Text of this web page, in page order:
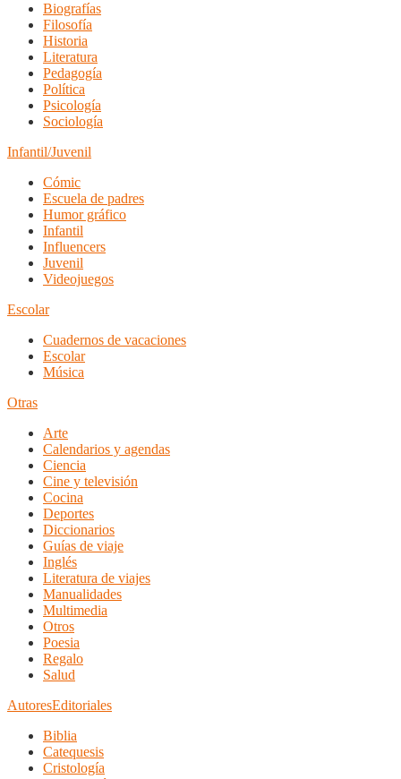
Biografías
Filosofía
Historia
Literatura
Pedagogía
Política
Psicología
Sociología
Infantil/Juvenil
Cómic
Escuela de padres
Humor gráfico
Infantil
Influencers
Juvenil
Videojuegos
Escolar
Cuadernos de vacaciones
Escolar
Música
Otras
Arte
Calendarios y agendas
Ciencia
Cine y televisión
Cocina
Deportes
Diccionarios
Guías de viaje
Inglés
Literatura de viajes
Manualidades
Multimedia
Otros
Poesia
Regalo
Salud
AutoresEditoriales
Biblia
Catequesis
Cristología